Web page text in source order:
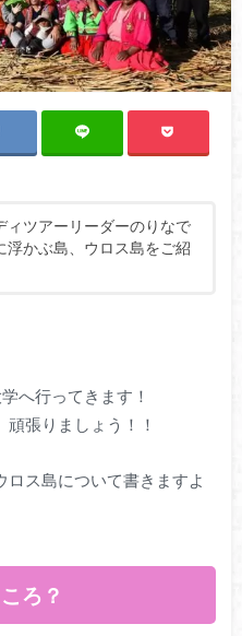
ィツアーリーダーのりなで
浮かぶ島、ウロス島をご紹
へ行ってきます！
張りましょう！！
ロス島について書きますよ
ろ？